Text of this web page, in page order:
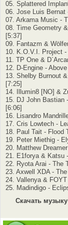
05. Splattered
06. Jose Luis Bernat
07. Arkama Music -
08. Time Geometry
[5:37]
09. Fantazm &
10. K.O.V.I. Project
11. TP One &
12. D-Engine -
13. Shelby Burnout
[7:25]
14. Illumin8 [NO] &
15. DJ John Bastian
[6:06]
16. Lisandro
17. Cris Lowtech -
18. Paul Tait - Flood
19. Peter Miethig -
20. Matthew
21. E1forya & Katsu
22. Ryota Arai - The
23. Axwell XDA -
24. Vallenya &
25. Madindigo -
Скачать